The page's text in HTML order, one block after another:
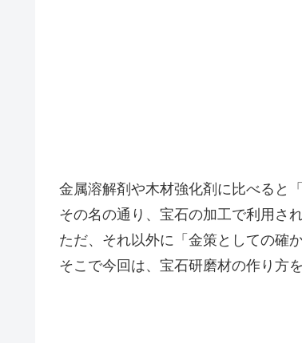
金属溶解剤や木材強化剤に比べると
その名の通り、宝石の加工で利用さ
ただ、それ以外に「金策としての確
そこで今回は、宝石研磨材の作り方